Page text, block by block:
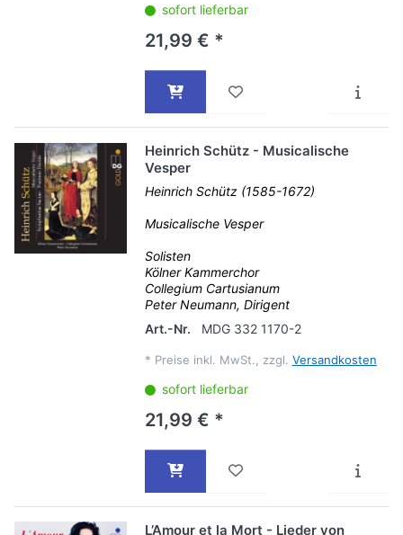
sofort lieferbar
21,99 € *
Heinrich Schütz - Musicalische
Vesper
Heinrich Schütz (1585-1672)
Musicalische Vesper
Solisten
Kölner Kammerchor
Collegium Cartusianum
Peter Neumann, Dirigent
Art.-Nr.
MDG 332 1170-2
* Preise inkl. MwSt., zzgl. Versandkosten
sofort lieferbar
21,99 € *
L’Amour et la Mort - Lieder von